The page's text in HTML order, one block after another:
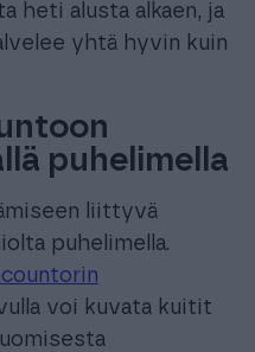
heti alusta alkaen, ja
yhtä hyvin kuin
puhelimella
liittyvä
puhelimella.
voi kuvata kuitit